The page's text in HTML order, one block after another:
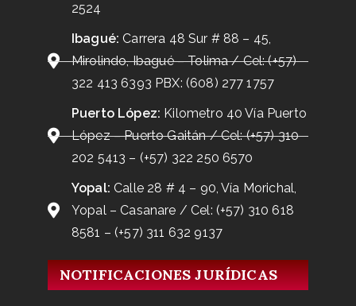
2524
Ibagué: Carrera 48 Sur # 88 – 45,
Mirolindo, Ibagué – Tolima / Cel: (+57)
322 413 6393 PBX: (608) 277 1757
Puerto López: Kilometro 40 Vía Puerto
López – Puerto Gaitán / Cel: (+57) 310
202 5413 – (+57) 322 250 6570
Yopal: Calle 28 # 4 – 90, Vía Morichal,
Yopal – Casanare / Cel: (+57) 310 618
8581 – (+57) 311 632 9137
NOTIFICACIONES JURÍDICAS